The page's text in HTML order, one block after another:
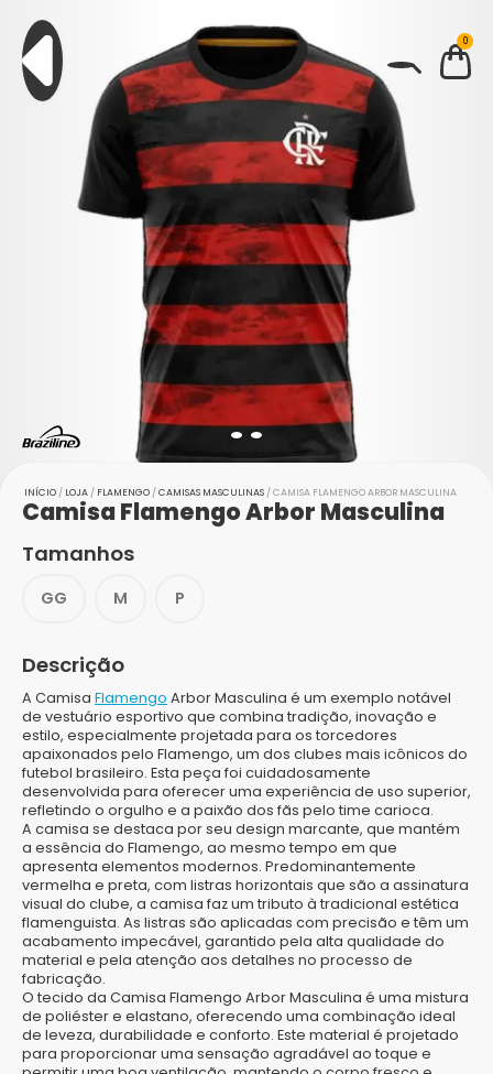
0
BUSCAR
INÍCIO / LOJA / FLAMENGO /CAMISAS MASCULINAS / CAMISA FLAMENGO ARBOR MASCULINA
Camisa Flamengo Arbor Masculina
Tamanhos
GG M P
Descrição
A Camisa Flamengo Arbor Masculina é um exemplo notável
de vestuário esportivo que combina tradição, inovação e
estilo, especialmente projetada para os torcedores
apaixonados pelo Flamengo, um dos clubes mais icônicos do
futebol brasileiro. Esta peça foi cuidadosamente
desenvolvida para oferecer uma experiência de uso superior,
refletindo o orgulho e a paixão dos fãs pelo time carioca.
A camisa se destaca por seu design marcante, que mantém
a essência do Flamengo, ao mesmo tempo em que
apresenta elementos modernos. Predominantemente
vermelha e preta, com listras horizontais que são a assinatura
visual do clube, a camisa faz um tributo à tradicional estética
flamenguista. As listras são aplicadas com precisão e têm um
acabamento impecável, garantido pela alta qualidade do
material e pela atenção aos detalhes no processo de
fabricação.
O tecido da Camisa Flamengo Arbor Masculina é uma mistura
de poliéster e elastano, oferecendo uma combinação ideal
de leveza, durabilidade e conforto. Este material é projetado
para proporcionar uma sensação agradável ao toque e